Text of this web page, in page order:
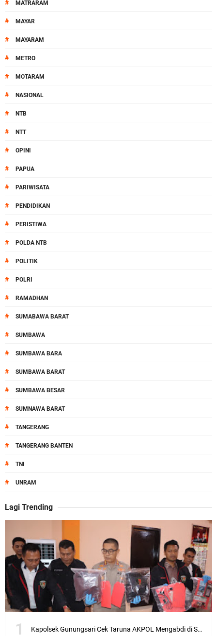
# MATRARAM
# MAYAR
# MAYARAM
# METRO
# MOTARAM
# NASIONAL
# NTB
# NTT
# OPINI
# PAPUA
# PARIWISATA
# PENDIDIKAN
# PERISTIWA
# POLDA NTB
# POLITIK
# POLRI
# RAMADHAN
# SUMABAWA BARAT
# SUMBAWA
# SUMBAWA BARA
# SUMBAWA BARAT
# SUMBAWA BESAR
# SUMNAWA BARAT
# TANGERANG
# TANGERANG BANTEN
# TNI
# UNRAM
Lagi Trending
Kapolsek Gunungsari Cek Taruna AKPOL Mengabdi di SRD 4